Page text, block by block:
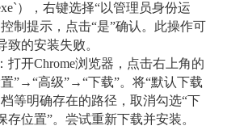
），右键选择“以管理员身份运
制提示，点击“是”确认。此操作可
的安装失败。
打开Chrome浏览器，点击右上角的
”→“高级”→“下载”。将“默认下载
等明确存在的路径，取消勾选“下
位置”。尝试重新下载并安装。